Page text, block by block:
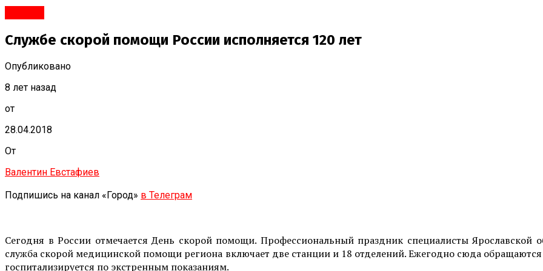
Службе скорой помощи России исполняется 120 лет
Опубликовано
8 лет назад
от
28.04.2018
От
Валентин Евстафиев
Подпишись на канал «Город» в Телеграм
Сегодня в России отмечается День скорой помощи. Профессиональный праздник специалисты Ярославской
служба скорой медицинской помощи региона включает две станции и 18 отделений. Ежегодно сюда
госпитализируется по экстренным показаниям.